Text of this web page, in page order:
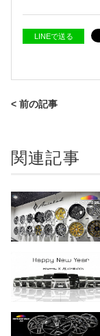
LINEで送る
< 前の記事
関連記事